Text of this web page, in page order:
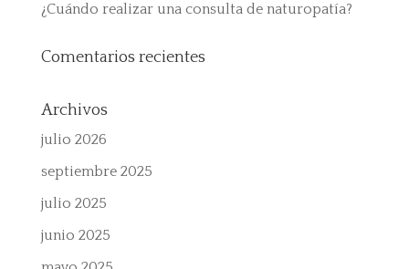
¿Cuándo realizar una consulta de naturopatía?
Comentarios recientes
Archivos
julio 2026
septiembre 2025
julio 2025
junio 2025